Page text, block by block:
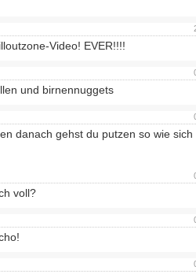
Video! EVER!!!!
und birnennuggets
danach gehst du putzen so wie sich
voll?